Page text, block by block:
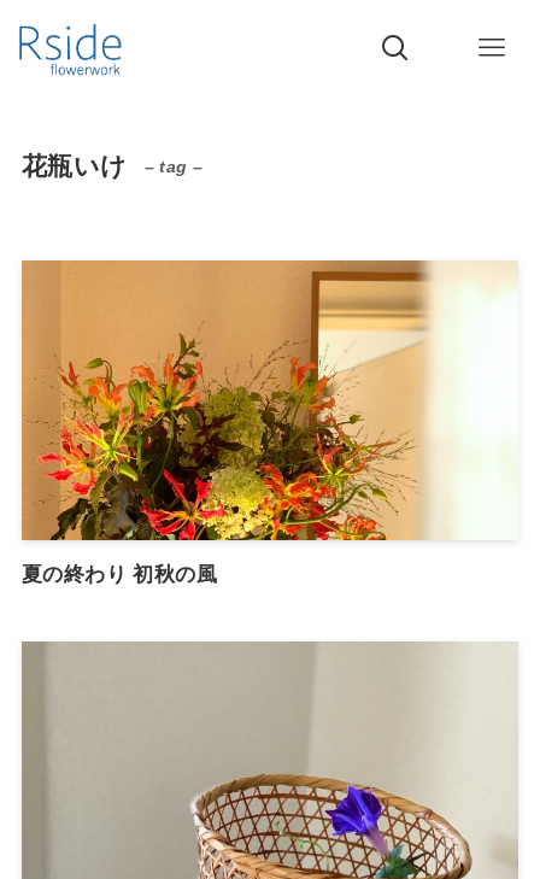
花瓶いけ – tag –
夏の終わり 初秋の風